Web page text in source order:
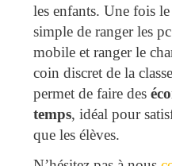
les enfants. Une fois
simple de ranger les
mobile et ranger le
coin discret de la
permet de faire des
temps, idéal pour
que les élèves.